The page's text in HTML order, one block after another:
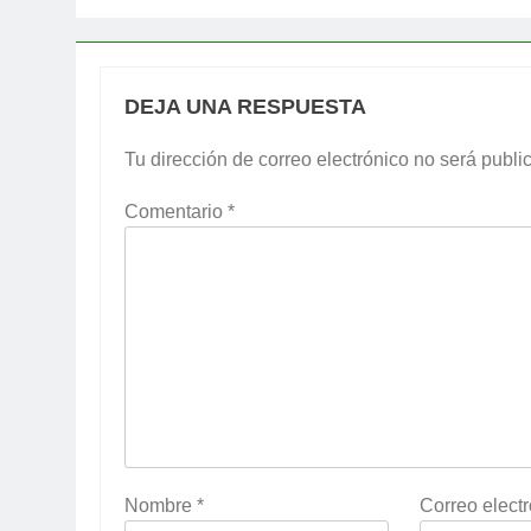
DEJA UNA RESPUESTA
Tu dirección de correo electrónico no será
Comentario *
Nombre * Correo